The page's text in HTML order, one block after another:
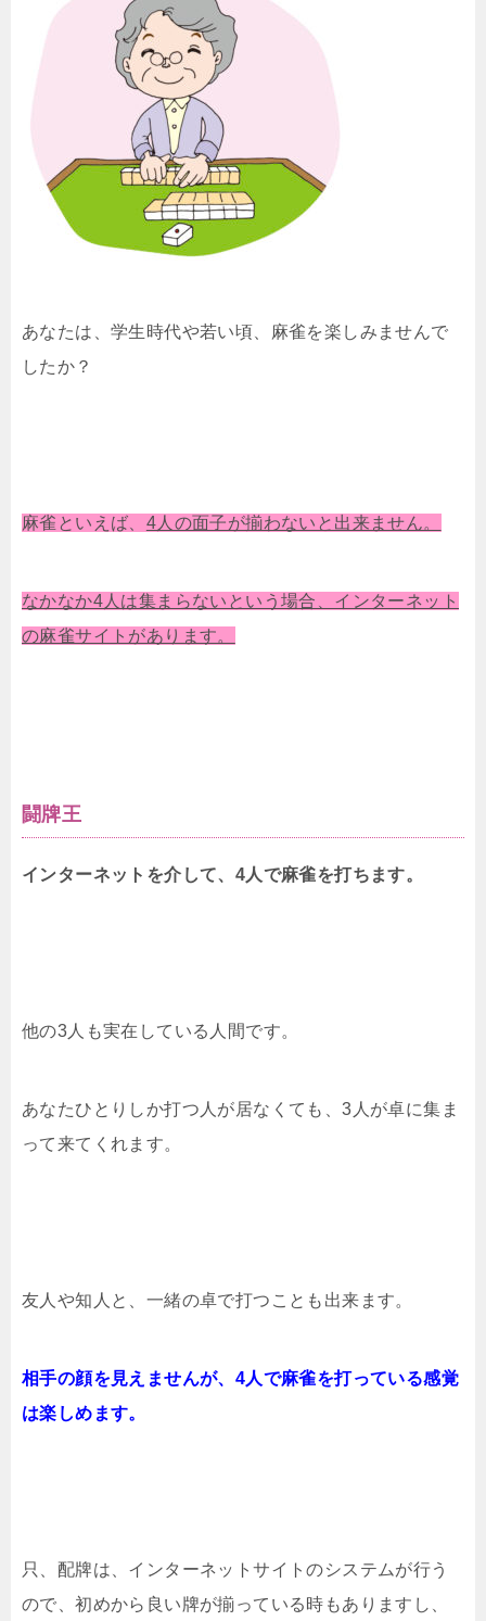
あなたは、学生時代や若い頃、麻雀を楽しみませんで
したか？
麻雀といえば、 4人の面子が揃わないと出来ません。
なかなか4人は集まらないという場合、インターネット
の麻雀サイトがあります。
闘牌王
インターネットを介して、4人で麻雀を打ちます。
他の3人も実在している人間です。
あなたひとりしか打つ人が居なくても、3人が卓に集ま
って来てくれます。
友人や知人と、一緒の卓で打つことも出来ます。
相手の顔を見えませんが、4人で麻雀を打っている感覚
は楽しめます。
只、配牌は、インターネットサイトのシステムが行う
ので、初めから良い牌が揃っている時もありますし、